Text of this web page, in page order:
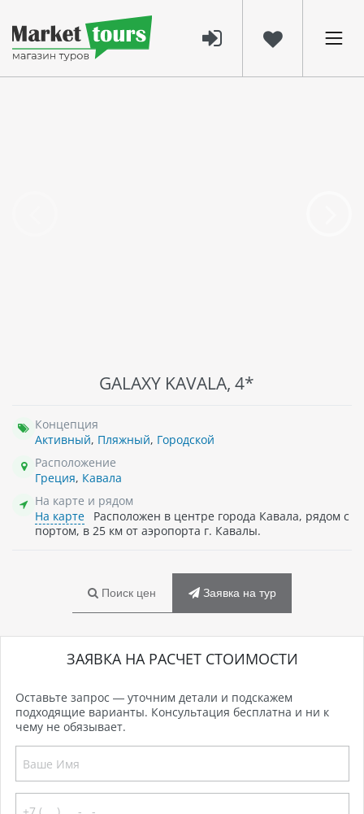
GALAXY KAVALA, 4*
Концепция
Активный, Пляжный, Городской
Расположение
Греция, Кавала
На карте и рядом
На карте
Расположен в центре города Кавала, рядом с
портом, в 25 км от аэропорта г. Кавалы.
Поиск цен Заявка на тур
ЗАЯВКА НА РАСЧЕТ СТОИМОСТИ
Оставьте запрос — уточним детали и подскажем
подходящие варианты. Консультация бесплатна и ни к
чему не обязывает.